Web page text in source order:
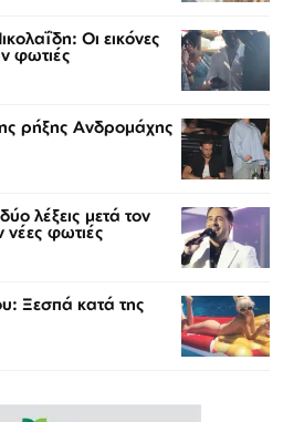
Οι εικόνες
φωτιές
ρήξης Ανδρομάχης
λέξεις μετά τον
φωτιές
Ξεσπά κατά της